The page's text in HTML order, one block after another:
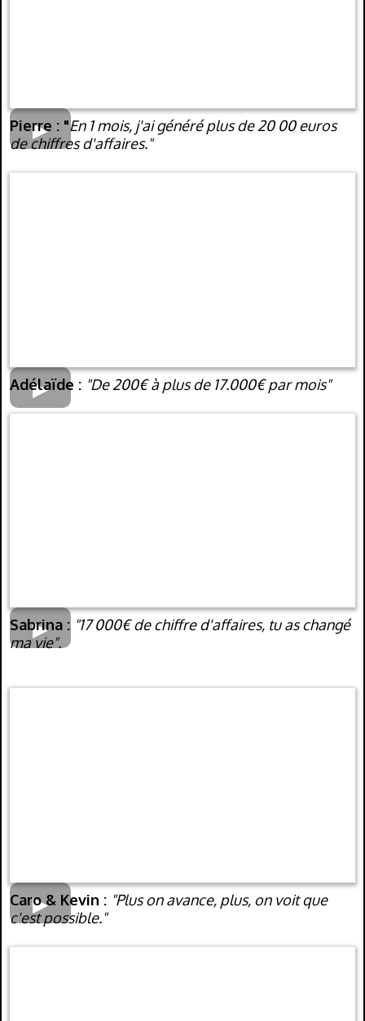
Pierre : "En 1 mois, j'ai généré plus de 20 00 euros
de chiffres d'affaires."
Adélaïde : "De 200€ à plus de 17.000€ par mois"
Sabrina : "17 000€ de chiffre d'affaires, tu as changé
ma vie".
Caro & Kevin : "Plus on avance, plus, on voit que
c'est possible."